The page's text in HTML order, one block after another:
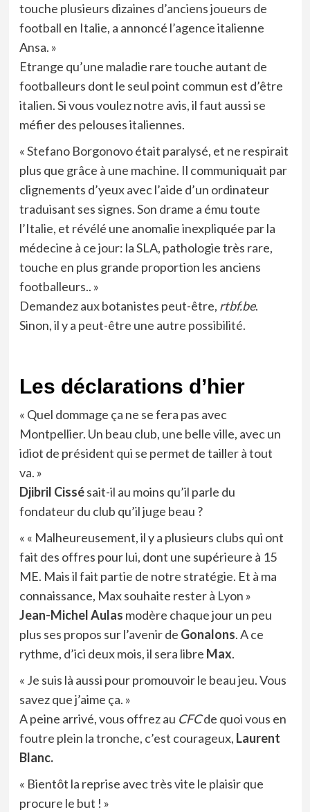
touche plusieurs dizaines d’anciens joueurs de
football en Italie, a annoncé l’agence italienne
Ansa. »
Etrange qu’une maladie rare touche autant de
footballeurs dont le seul point commun est d’être
italien. Si vous voulez notre avis, il faut aussi se
méfier des pelouses italiennes.
« Stefano Borgonovo était paralysé, et ne respirait
plus que grâce à une machine. Il communiquait par
clignements d’yeux avec l’aide d’un ordinateur
traduisant ses signes. Son drame a ému toute
l’Italie, et révélé une anomalie inexpliquée par la
médecine à ce jour: la SLA, pathologie très rare,
touche en plus grande proportion les anciens
footballeurs.. »
Demandez aux botanistes peut-être, rtbf.be.
Sinon, il y a peut-être une autre possibilité.
Les déclarations d’hier
« Quel dommage ça ne se fera pas avec
Montpellier. Un beau club, une belle ville, avec un
idiot de président qui se permet de tailler à tout
va. »
Djibril Cissésait-il au moins qu’il parle du
fondateur du club qu’il juge beau ?
« « Malheureusement, il y a plusieurs clubs qui ont
fait des offres pour lui, dont une supérieure à 15
ME. Mais il fait partie de notre stratégie. Et à ma
connaissance, Max souhaite rester à Lyon »
Jean-Michel Aulas modère chaque jour un peu
plus ses propos sur l’avenir de Gonalons. A ce
rythme, d’ici deux mois, il sera libre Max.
« Je suis là aussi pour promouvoir le beau jeu. Vous
savez que j’aime ça. »
A peine arrivé, vous offrez au CFCde quoi vous en
foutre plein la tronche, c’est courageux, Laurent
Blanc.
« Bientôt la reprise avec très vite le plaisir que
procure le but ! »